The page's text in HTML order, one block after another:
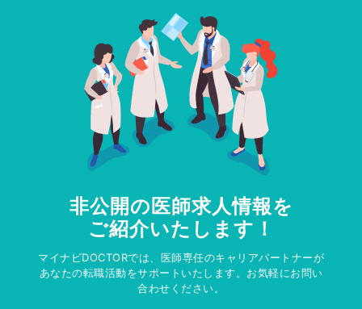
非公開の医師求人情報を
ご紹介いたします！
マイナビDOCTORでは、医師専任のキャリアパートナーが
あなたの転職活動をサポートいたします。お気軽にお問い
合わせください。